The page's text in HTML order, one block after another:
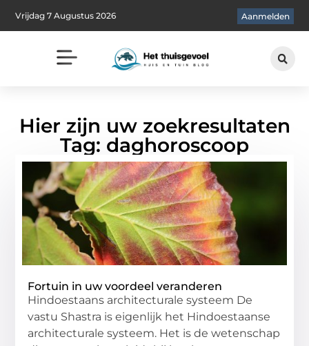
Vrijdag 7 Augustus 2026 Aanmelden
Hier zijn uw zoekresultaten
Tag: daghoroscoop
Fortuin in uw voordeel veranderen
Hindoestaans architecturale systeem De
vastu Shastra is eigenlijk het Hindoestaanse
architecturale systeem. Het is de wetenschap